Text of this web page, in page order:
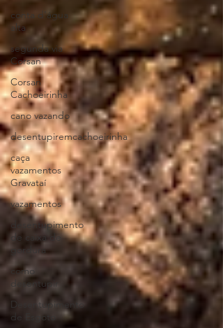
conta d'água
alta
segunda via
Corsan
Corsan
Cachoeirinha
cano vazando
desentupiremcachoeirinha
caça
vazamentos
Gravataí
vazamentos
desentupimento
de caixa de
gordura
como
desentupir
Desentupimento
de Esgoto